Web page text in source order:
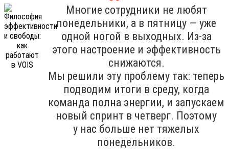
Многие сотрудники не любят
понедельники, а в пятницу — уже
одной ногой в выходных. Из-за
этого настроение и эффективность
снижаются.
Мы решили эту проблему так: теперь
подводим итоги в среду, когда
команда полна энергии, и запускаем
новый спринт в четверг. Поэтому
у нас больше нет тяжелых
понедельников.